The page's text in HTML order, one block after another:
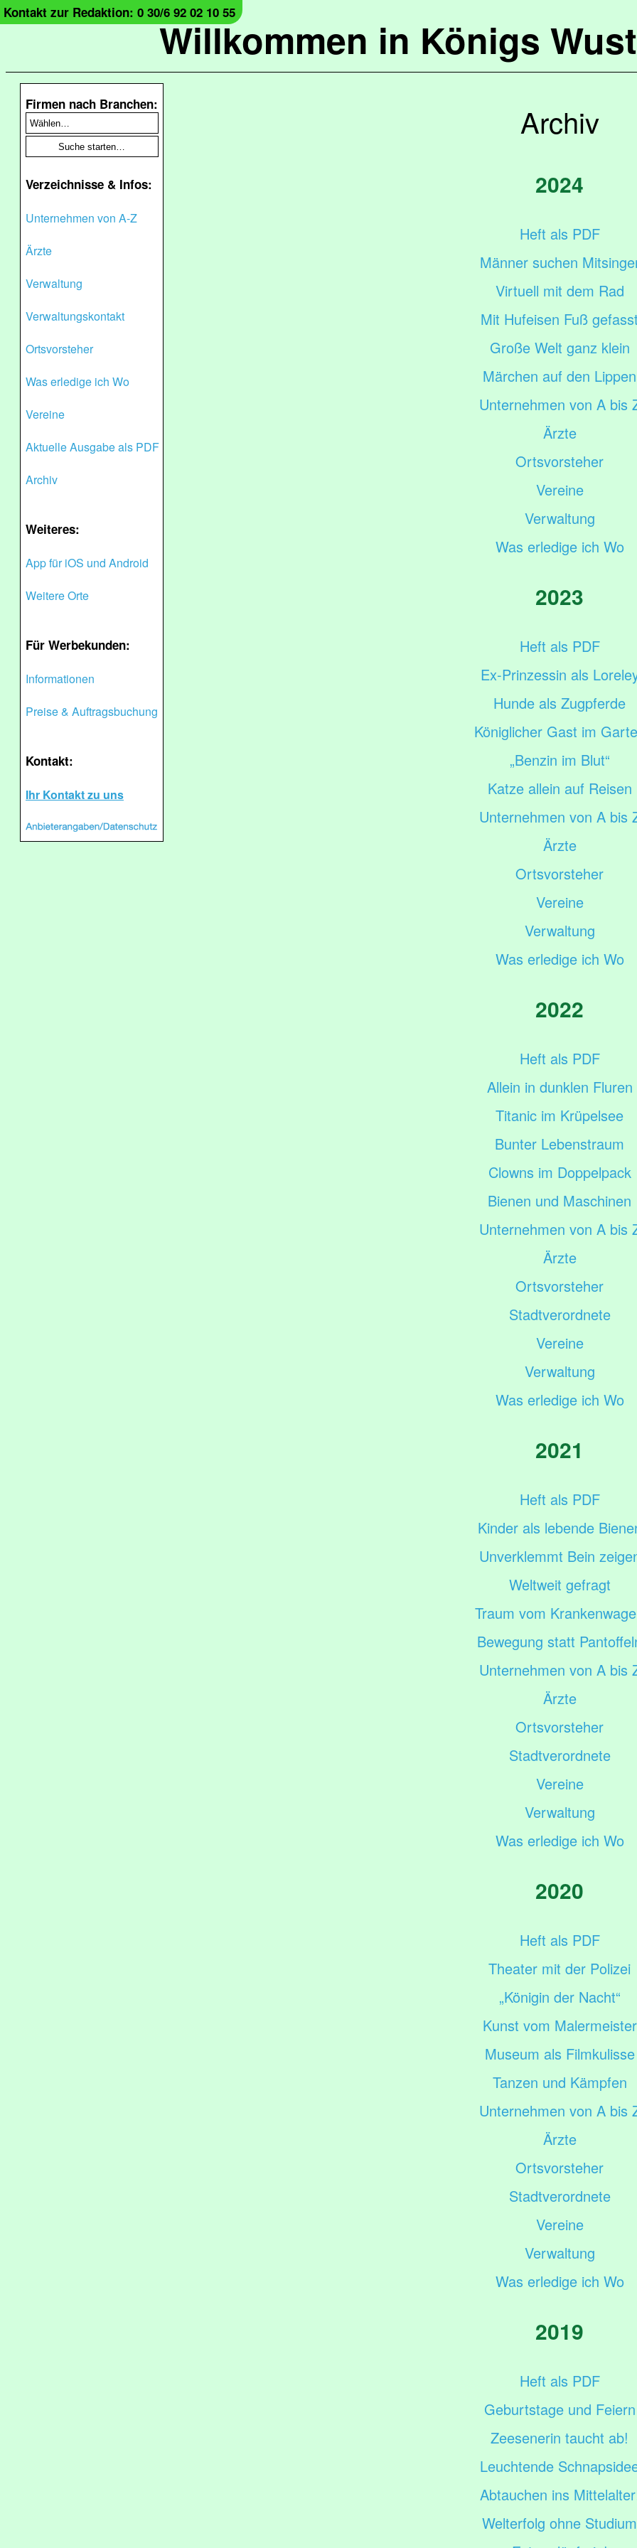
Willkommen in Königs
Kontakt zur Redaktion: 0 30/6 92 02 10 55
Firmen nach Branchen:
Verzeichnisse & Infos:
Unternehmen von A-Z
Ärzte
Verwaltung
Verwaltungskontakt
Ortsvorsteher
Was erledige ich Wo
Vereine
Aktuelle Ausgabe als PDF
Archiv
Weiteres:
App für iOS und Android
Weitere Orte
Für Werbekunden:
Informationen
Preise & Auftragsbuchung
Kontakt:
Ihr Kontakt zu uns
Archiv
2024
Heft als PDF
Männer suchen
Virtuell mit dem Rad
Mit Hufeisen Fuß
Große Welt ganz klein
Märchen auf den Lippen
Unternehmen von A bis
Ärzte
Ortsvorsteher
Vereine
Verwaltung
Was erledige ich Wo
2023
Heft als PDF
Ex-Prinzessin als
Hunde als Zugpferde
Königlicher Gast im
„Benzin im Blut“
Katze allein auf Reisen
Unternehmen von A bis
Ärzte
Ortsvorsteher
Vereine
Verwaltung
Was erledige ich Wo
2022
Heft als PDF
Allein in dunklen Fluren
Titanic im Krüpelsee
Bunter Lebenstraum
Clowns im Doppelpack
Bienen und Maschinen
Unternehmen von A bis
Ärzte
Ortsvorsteher
Stadtverordnete
Vereine
Verwaltung
Was erledige ich Wo
2021
Heft als PDF
Kinder als lebende
Unverklemmt Bein
Weltweit gefragt
Traum vom
Bewegung statt
Unternehmen von A bis
Ärzte
Ortsvorsteher
Stadtverordnete
Vereine
Verwaltung
Was erledige ich Wo
2020
Heft als PDF
Theater mit der Polizei
„Königin der Nacht“
Kunst vom Malermeister
Museum als Filmkulisse
Tanzen und Kämpfen
Unternehmen von A bis
Ärzte
Ortsvorsteher
Stadtverordnete
Vereine
Verwaltung
Was erledige ich Wo
2019
Heft als PDF
Geburtstage und Feiern
Zeesenerin taucht ab!
Leuchtende
Abtauchen ins
Welterfolg ohne Studium